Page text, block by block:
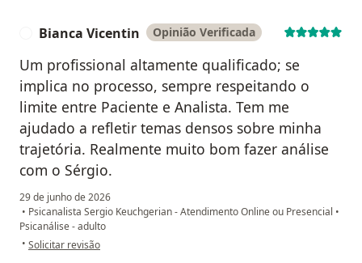
Bianca Vicentin Opinião Verificada
Um profissional altamente qualificado; se
implica no processo, sempre respeitando o
limite entre Paciente e Analista. Tem me
ajudado a refletir temas densos sobre minha
trajetória. Realmente muito bom fazer análise
com o Sérgio.
29 de junho de 2026
• Psicanalista Sergio Keuchgerian - Atendimento Online ou Presencial •
Psicanálise - adulto
• na opinião do utilizador Bianca Vicentin
Solicitar revisão